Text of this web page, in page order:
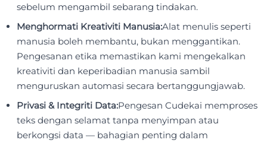
sebelum mengambil sebarang tindakan.
Menghormati Kreativiti Manusia:Alat menulis seperti
manusia boleh membantu, bukan menggantikan.
Pengesanan etika memastikan kami mengekalkan
kreativiti dan keperibadian manusia sambil
menguruskan automasi secara bertanggungjawab.
Privasi & Integriti Data:Pengesan Cudekai memproses
teks dengan selamat tanpa menyimpan atau
berkongsi data — bahagian penting dalam